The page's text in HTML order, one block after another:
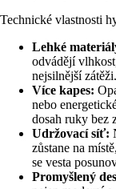
Technické vlastnosti
Lehké
odvádějí
nejsilnější zátěži.
Více kapes:
nebo
dosah ruky bez
Udržovací síť:
zůstane na
se vesta
Promyšlený